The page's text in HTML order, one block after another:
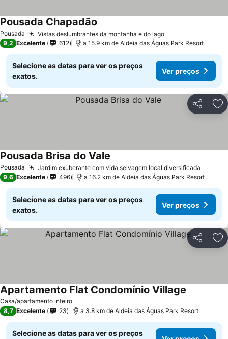
Pousada Vistas deslumbrantes da montanha e do lago
Pousada Chapadão
9,2 Excelente 612 a 15.9 km de Aldeia das Águas Park Resort
Selecione as datas para ver os preços
exatos.
Ver preços
Partilhar
Pousada Jardim exuberante com vida selvagem local diversificada
Pousada Brisa do Vale
9,6 Excelente 496 a 16.2 km de Aldeia das Águas Park Resort
Selecione as datas para ver os preços
exatos.
Ver preços
Partilhar
Casa/apartamento inteiro
Apartamento Flat Condomínio Village
8,7 Excelente 23 a 3.8 km de Aldeia das Águas Park Resort
Selecione as datas para ver os preços